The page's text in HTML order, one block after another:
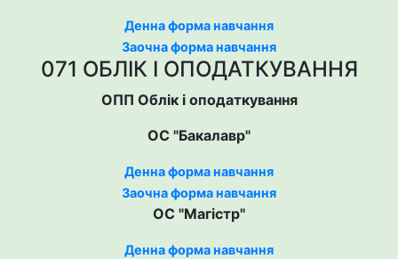
Денна форма навчання
Заочна форма навчання
071 ОБЛІК І ОПОДАТКУВАННЯ
ОПП Облік і оподаткування
ОС "Бакалавр"
Денна форма навчання
Заочна форма навчання
ОС "Магістр"
Денна форма навчання